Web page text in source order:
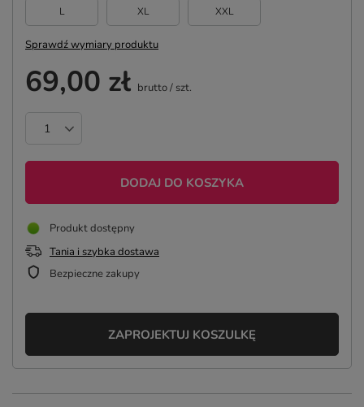
L XL XXL
Sprawdź wymiary produktu
69,00 zł brutto/ szt.
DODAJ DO KOSZYKA
Produkt dostępny
Tania i szybka dostawa
Bezpieczne zakupy
ZAPROJEKTUJ KOSZULKĘ